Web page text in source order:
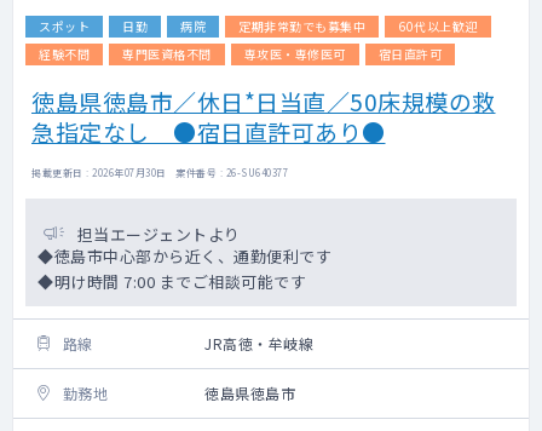
スポット 日勤 病院 定期非常勤でも募集中
60代以上歓迎
経験不問
専門医資格不問 専攻医・専修医可 宿日直許可
徳島県徳島市／休日*日当直／50床規模の救
急指定なし ●宿日直許可あり●
掲載更新日 : 2026年07月30日 案件番号 : 26-SU640377
担当エージェントより
◆徳島市中心部から近く、通勤便利です
◆明け時間 7:00 までご相談可能です
路線 JR高徳・牟岐線
勤務地 徳島県徳島市